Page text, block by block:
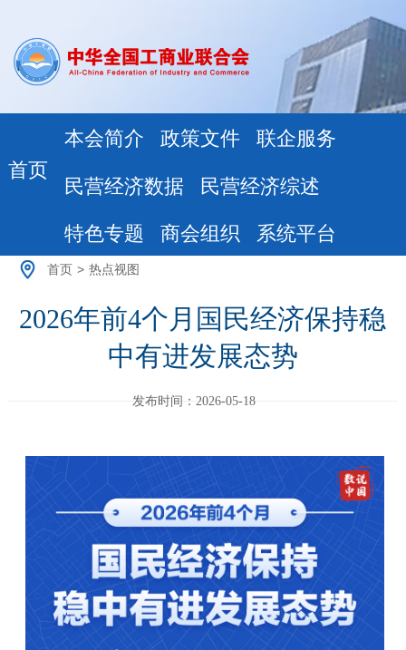
首页
本会简介 政策文件 联企服务
民营经济数据 民营经济综述
特色专题 商会组织 系统平台
首页 > 热点视图
2026年前4个月国民经济保持稳
中有进发展态势
发布时间：2026-05-18